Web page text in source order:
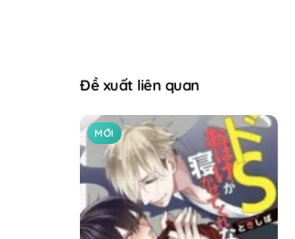
Đề xuất liên quan
MỚI